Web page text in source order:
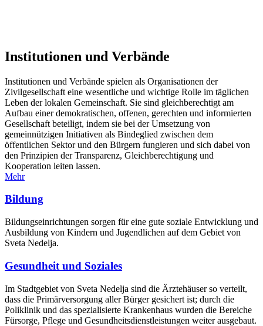
Institutionen und Verbände
Institutionen und Verbände spielen als Organisationen der
Zivilgesellschaft eine wesentliche und wichtige Rolle im täglichen
Leben der lokalen Gemeinschaft. Sie sind gleichberechtigt am
Aufbau einer demokratischen, offenen, gerechten und informierten
Gesellschaft beteiligt, indem sie bei der Umsetzung von
gemeinnützigen Initiativen als Bindeglied zwischen dem
öffentlichen Sektor und den Bürgern fungieren und sich dabei von
den Prinzipien der Transparenz, Gleichberechtigung und
Kooperation leiten lassen.
Mehr
Bildung
Bildungseinrichtungen sorgen für eine gute soziale Entwicklung und
Ausbildung von Kindern und Jugendlichen auf dem Gebiet von
Sveta Nedelja.
Gesundheit und Soziales
Im Stadtgebiet von Sveta Nedelja sind die Ärztehäuser so verteilt,
dass die Primärversorgung aller Bürger gesichert ist; durch die
Poliklinik und das spezialisierte Krankenhaus wurden die Bereiche
Fürsorge, Pflege und Gesundheitsdienstleistungen weiter ausgebaut.